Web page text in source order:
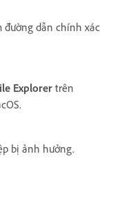
đường dẫn chính xác
Explorer trên
bị ảnh hưởng.